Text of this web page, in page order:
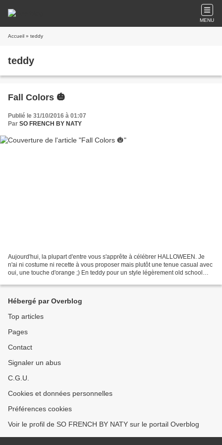
MENU
Accueil » teddy
teddy
Fall Colors 🎃
Publié le 31/10/2016 à 01:07
Par SO FRENCH BY NATY
Aujourd'hui, la plupart d'entre vous s'apprête à célébrer HALLOWEEN. Je
n'ai ni costume ni recette à vous proposer mais plutôt une tenue casual avec
oui, une touche d'orange ;) En teddy pour un style légèrement old school
Hébergé par Overblog
Top articles
Pages
Contact
Signaler un abus
C.G.U.
Cookies et données personnelles
Préférences cookies
Voir le profil de SO FRENCH BY NATY sur le portail Overblog